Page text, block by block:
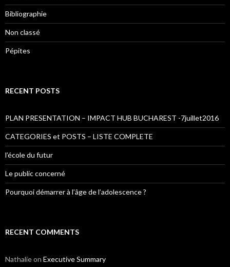
Bibliographie
Non classé
Pépites
RECENT POSTS
PLAN PRESENTATION – IMPACT HUB BUCHAREST -7juillet2016
CATEGORIES et POSTS – LISTE COMPLETE
l’école du futur
Le public concerné
Pourquoi démarrer à l’âge de l’adolescence ?
RECENT COMMENTS
Nathalieon Executive Summary